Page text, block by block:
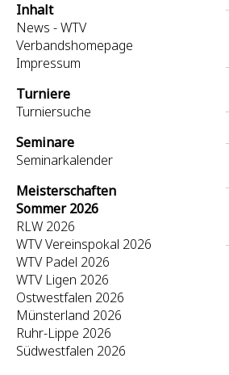
Inhalt
News - WTV
Verbandshomepage
Impressum
Turniere
Turniersuche
Seminare
Seminarkalender
Meisterschaften
Sommer 2026
RLW 2026
WTV Vereinspokal 2026
WTV Padel 2026
WTV Ligen 2026
Ostwestfalen 2026
Münsterland 2026
Ruhr-Lippe 2026
Südwestfalen 2026